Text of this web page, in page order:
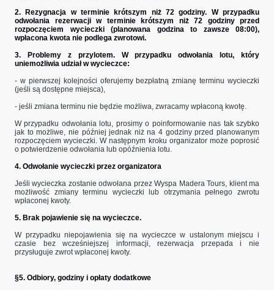
2.
Rezygnacja w terminie krótszym niż 72 godziny. W przypadku
odwołania rezerwacji w terminie krótszym niż 72 godziny przed
rozpoczęciem wycieczki (planowana godzina to zawsze 08:00),
wpłacona kwota nie podlega zwrotowi.
3. Problemy z przylotem. W przypadku odwołania lotu, który
uniemożliwia udział w wycieczce:
- w pierwszej kolejności oferujemy bezpłatną zmianę terminu wycieczki
(jeśli są dostępne miejsca),
- jeśli zmiana terminu nie będzie możliwa, zwracamy wpłaconą kwotę.
W przypadku odwołania lotu, prosimy o poinformowanie nas tak szybko
jak to możliwe, nie później jednak niż na 4 godziny przed planowanym
rozpoczęciem wycieczki. W następnym kroku organizator może poprosić
o potwierdzenie odwołania lub opóźnienia lotu.
4. Odwołanie wycieczki przez organizatora
Jeśli wycieczka zostanie odwołana przez Wyspa Madera Tours, klient ma
możliwość zmiany terminu wycieczki lub otrzymania pełnego zwrotu
wpłaconej kwoty.
5. Brak pojawienie się na wycieczce.
W przypadku niepojawienia się na wycieczce w ustalonym miejscu i
czasie bez wcześniejszej informacji, rezerwacja przepada i nie
przysługuje zwrot wpłaconej kwoty.
§5. Odbiory, godziny i opłaty dodatkowe